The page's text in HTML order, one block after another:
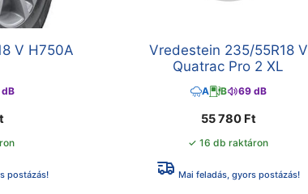
V H750A
postázás!
Vredestein 235/55R18 V
Quatrac Pro 2 XL
A B 69 dB
55 780 Ft
✓ 16 db raktáron
Mai feladás, gyors postázás!